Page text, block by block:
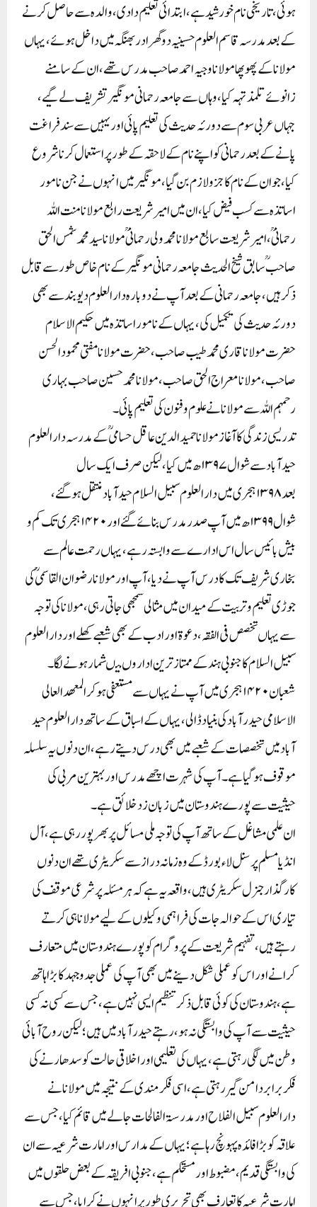
ہوئی، تاریخی نام خورشید ہے، ابتدائی تعلیم دادی، والدہ سے حاصل کرنے
کے بعد مدرسہ قاسم العلوم حسینیہ دوگھرا دربھنگہ میں داخل ہوئے، یہاں
مولانا کے پھوپھا مولانا وجیہ احمد صاحب مدرس تھے، ان کے سامنے
زانوئے تلمذ تہہ کیا، وہاں سے جامعہ رحمانی مونگیر تشریف لے گیے،
جہاں عربی سوم سے دورئہ حدیث کی تعلیم پائی اور یہیں سے سند فراغت
پانے کے بعد رحمانی کو اپنے نام کے لاحقہ کے طور پر استعمال کرنا شروع
کیا، جو ان کے نام کا جزو لازم بن گیا، مونگیر میں انہوں نے جن نامور
اساتذہ سے کسب فیض کیا، ان میں امیر شریعت رابع مولانا منت اللہ
رحمانیؒ،امیر شریعت سابع مولانا محمد ولی رحمانیؒ مولاناسید محمد شمس الحق
صاحبؒ سابق شیخ الحدیث جامعہ رحمانی مونگیر کے نام خاص طور سے قابل
ذکر ہیں، جامعہ رحمانی کے بعد آپ نے دوبارہ دارالعلوم دیوبند سے بھی
دورئہ حدیث کی تکمیل کی، یہاں کے نامور اساتذہ میں حکیم الاسلام
حضرت مولاناقاری محمد طیب صاحب ، حضرت مولانا مفتی محمودالحسن
صاحب، مولانامعراج الحق صاحب، مولانا محمدحسین صاحب بہاری
رحمہم اللہ سے مولانا نے علوم و فنون کی تعلیم پائی۔
تدریسی زندگی کا آغاز مولانا حمید الدین عاقل حسامیؒ کے مدرسہ دارالعلوم
حید آباد سے شوال ۱۳۹۷ھ میں کیا، لیکن صرف ایک سال
بعد ۱۳۹۸ہجری میں دارالعلوم سبیل السلام حید آباد منتقل ہوگئے،
شوال ۱۳۹۹ھ میں آپ صدر مدرس بنائے گئے اور ۱۴۲۰ہجری تک کم و
بیش بائیس سال اس ادارے سے وابستہ رہے، یہاں رحمت عالم سے
بخاری شریف تک کا درس آپ نے دیا، آپ اور مولانا رضوان القاسمیؒ کی
جوڑی تعلیم و تربیت کے میدان میں مثالی سمجھی جاتی رہی،مولانا کی توجہ
سے یہاں تخصص فی الفقہ ، دعوۃ اور ادب کے بھی شعبے کھلے اور دارالعلوم
سبیل السلام کا جنوبی ہند کے ممتاز ترین اداروں میںشمار ہونے لگا۔
شعبان ۱۴۲۰ہجری میں آپ نے یہاں سے مستعفی ہوکر المعھد العالی
الاسلامی حید رآبادکی بنیاد ڈالی، یہاں کے اسباق کے ساتھ دارالعلوم حید
آباد میں تخصصات کے شعبے میں بھی درس دیتے رہے، ان دنوں یہ سلسلہ
موقوف ہوگیا ہے۔آپ کی شہرت اچھے مدرس اور بہترین مربی کی
حیثیت سے پورے ہندوستان میں زبان زد خلائق ہے۔
ان علمی مشاغل کے ساتھ آپ کی توجہ ملی مسائل پر بھر پور رہی ہے، آل
انڈیا مسلم پرسنل لاء بورڈ کے وہ زمانہ دراز سے سکریٹری تھے ان دنوں
کارگذار جنرل سکریٹری ہیں، واقعہ یہ ہے کہ ہر مسئلہ پر شرعی موقف کی
تیاری اس کے حوالہ جات کی فراہمی وکیلوں کے لیے مولانا ہی کرتے
رہتے ہیں،تفہیم شریعت کے پروگرام کو پورے ہندوستان میں متعارف
کرانے اور اس کو عملی شکل دینے میں بھی آپ کی عملی جدوجہد کا بڑا ہاتھ
ہے، ہندوستان کی کوئی قابل ذکر تنظیم ایسی نہیں ہے، جس سے کسی نہ کسی
حیثیت سے آپ کی وابستگی نہ ہو، رہتے حیدرآباد میں ہیں ؛لیکن روح آبائی
وطن میں لگی رہتی ہے ،یہاں کی تعلیمی اور اخلاقی حالت کو سدھارنے کی
فکر برابر دامن گیر رہتی ہے، اسی فکرمندی کے نتیجہ میں مولانا نے
دارالعلوم سبیل الفلاح اور مدرسۃالفالحات جالے میں قائم کیا،جس سے
علاقہ کو بڑا فائدہ پہونچ رہا ہے؛ یہاں کے مدارس اور امارت شرعیہ سے ان
کی وابستگی قدیم، مضبوط اور مستحکم ہے، جنوبی افریقہ کے بعض حلقوں میں